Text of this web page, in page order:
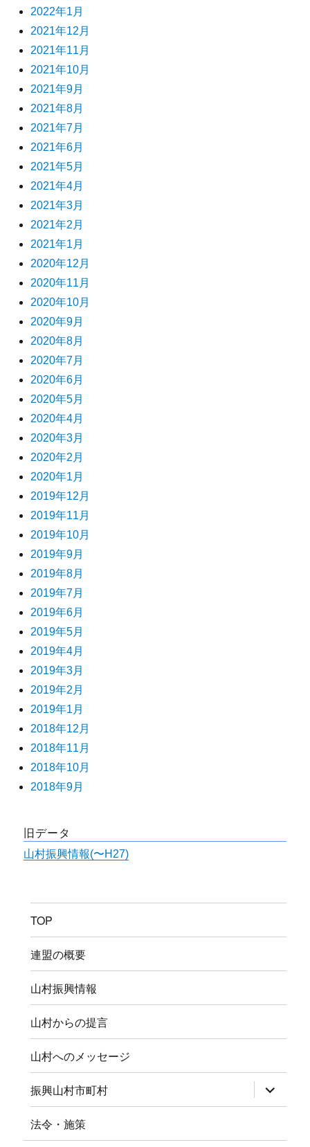
2022年1月
2021年12月
2021年11月
2021年10月
2021年9月
2021年8月
2021年7月
2021年6月
2021年5月
2021年4月
2021年3月
2021年2月
2021年1月
2020年12月
2020年11月
2020年10月
2020年9月
2020年8月
2020年7月
2020年6月
2020年5月
2020年4月
2020年3月
2020年2月
2020年1月
2019年12月
2019年11月
2019年10月
2019年9月
2019年8月
2019年7月
2019年6月
2019年5月
2019年4月
2019年3月
2019年2月
2019年1月
2018年12月
2018年11月
2018年10月
2018年9月
旧データ
山村振興情報(〜H27)
TOP
連盟の概要
山村振興情報
山村からの提言
山村へのメッセージ
振興山村市町村 サ
ブ
メ
ー
法令・施策